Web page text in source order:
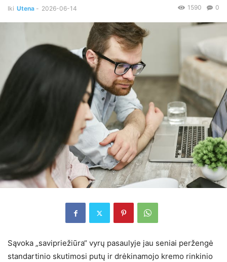
Iki Utena - 2026-06-14 0
1590
Sąvoka „savipriežiūra“ vyrų pasaulyje jau seniai peržengė
standartinio skutimosi putų ir drėkinamojo kremo rinkinio